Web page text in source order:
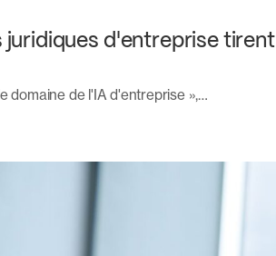
juridiques d'entreprise tirent
domaine de l'IA d'entreprise »,…